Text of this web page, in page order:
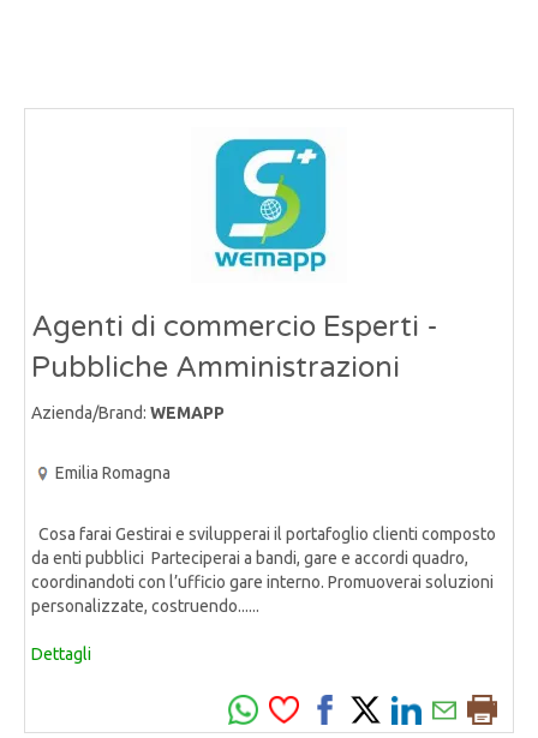
Agenti di commercio Esperti -
Pubbliche Amministrazioni
Azienda/Brand: WEMAPP
Emilia Romagna
Cosa farai Gestirai e svilupperai il portafoglio clienti composto
da enti pubblici Parteciperai a bandi, gare e accordi quadro,
coordinandoti con l’ufficio gare interno. Promuoverai soluzioni
personalizzate, costruendo......
Dettagli